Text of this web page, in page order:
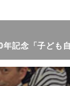
記念「子ども